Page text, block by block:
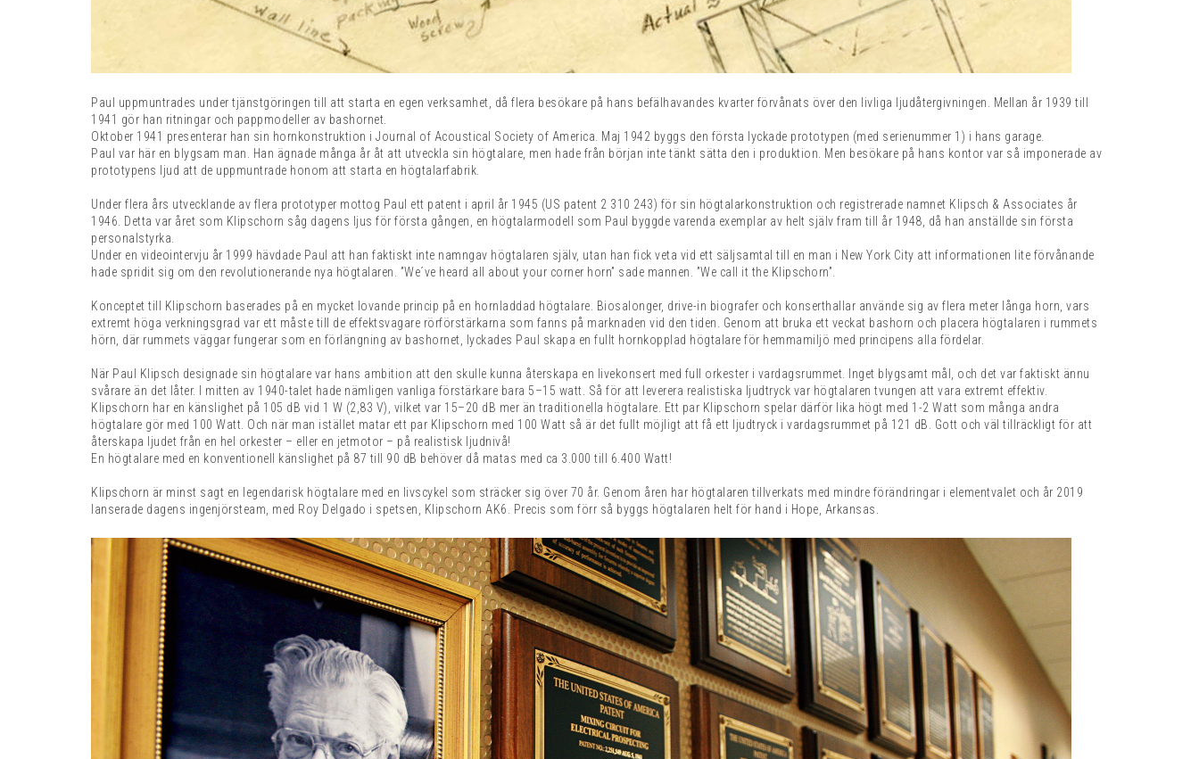
Paul uppmuntrades under tjänstgöringen till att starta en egen verksamhet, då flera besökare på hans befälhavandes kvarter förvånats över den livliga ljudåtergivningen. Mellan år 1939 till
1941 gör han ritningar och pappmodeller av bashornet.
Oktober 1941 presenterar han sin hornkonstruktion i Journal of Acoustical Society of America. Maj 1942 byggs den första lyckade prototypen (med serienummer 1) i hans garage.
Paul var här en blygsam man. Han ägnade många år åt att utveckla sin högtalare, men hade från början inte tänkt sätta den i produktion. Men besökare på hans kontor var så imponerade av
prototypens ljud att de uppmuntrade honom att starta en högtalarfabrik.
Under flera års utvecklande av flera prototyper mottog Paul ett patent i april år 1945 (US patent 2 310 243) för sin högtalarkonstruktion och registrerade namnet Klipsch & Associates år
1946. Detta var året som Klipschorn såg dagens ljus för första gången, en högtalarmodell som Paul byggde varenda exemplar av helt själv fram till år 1948, då han anställde sin första
personalstyrka.
Under en videointervju år 1999 hävdade Paul att han faktiskt inte namngav högtalaren själv, utan han fick veta vid ett säljsamtal till en man i New York City att informationen lite förvånande
hade spridit sig om den revolutionerande nya högtalaren. ”We´ve heard all about your corner horn” sade mannen. ”We call it the Klipschorn”.
Konceptet till Klipschorn baserades på en mycket lovande princip på en hornladdad högtalare. Biosalonger, drive-in biografer och konserthallar använde sig av flera meter långa horn, vars
extremt höga verkningsgrad var ett måste till de effektsvagare rörförstärkarna som fanns på marknaden vid den tiden. Genom att bruka ett veckat bashorn och placera högtalaren i rummets
hörn, där rummets väggar fungerar som en förlängning av bashornet, lyckades Paul skapa en fullt hornkopplad högtalare för hemmamiljö med principens alla fördelar.
När Paul Klipsch designade sin högtalare var hans ambition att den skulle kunna återskapa en livekonsert med full orkester i vardagsrummet. Inget blygsamt mål, och det var faktiskt ännu
svårare än det låter. I mitten av 1940-talet hade nämligen vanliga förstärkare bara 5–15 watt. Så för att leverera realistiska ljudtryck var högtalaren tvungen att vara extremt effektiv.
Klipschorn har en känslighet på 105 dB vid 1 W (2,83 V), vilket var 15–20 dB mer än traditionella högtalare. Ett par Klipschorn spelar därför lika högt med 1-2 Watt som många andra
högtalare gör med 100 Watt. Och när man istället matar ett par Klipschorn med 100 Watt så är det fullt möjligt att få ett ljudtryck i vardagsrummet på 121 dB. Gott och väl tillräckligt för att
återskapa ljudet från en hel orkester – eller en jetmotor – på realistisk ljudnivå!
En högtalare med en konventionell känslighet på 87 till 90 dB behöver då matas med ca 3.000 till 6.400 Watt!
Klipschorn är minst sagt en legendarisk högtalare med en livscykel som sträcker sig över 70 år. Genom åren har högtalaren tillverkats med mindre förändringar i elementvalet och år 2019
lanserade dagens ingenjörsteam, med Roy Delgado i spetsen, Klipschorn AK6. Precis som förr så byggs högtalaren helt för hand i Hope, Arkansas.